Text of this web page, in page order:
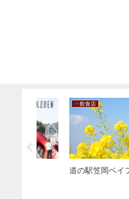
（未分類）
井原市 プリムヴェール